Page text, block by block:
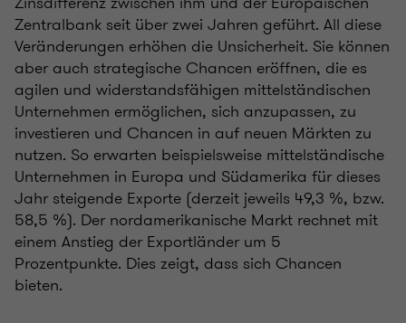
Zentralbank seit über zwei Jahren geführt. All diese
Veränderungen erhöhen die Unsicherheit. Sie können
aber auch strategische Chancen eröffnen, die es
agilen und widerstandsfähigen mittelständischen
Unternehmen ermöglichen, sich anzupassen, zu
investieren und Chancen in auf neuen Märkten zu
nutzen. So erwarten beispielsweise mittelständische
Unternehmen in Europa und Südamerika für dieses
Jahr steigende Exporte (derzeit jeweils 49,3 %, bzw.
58,5 %). Der nordamerikanische Markt rechnet mit
einem Anstieg der Exportländer um 5
Prozentpunkte. Dies zeigt, dass sich Chancen
bieten.